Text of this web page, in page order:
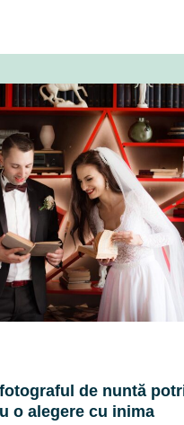
de nuntă
o alegere cu inima